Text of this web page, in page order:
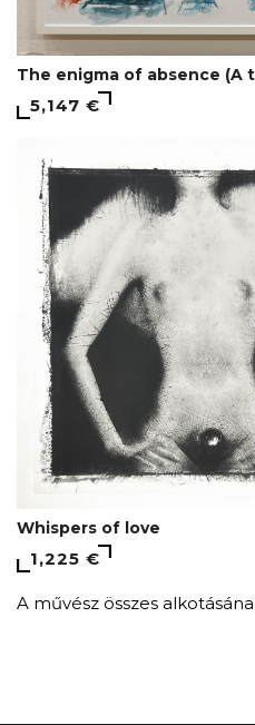
The enigma of absence (A
5,147 €
Whispers of love
1,225 €
A művész összes